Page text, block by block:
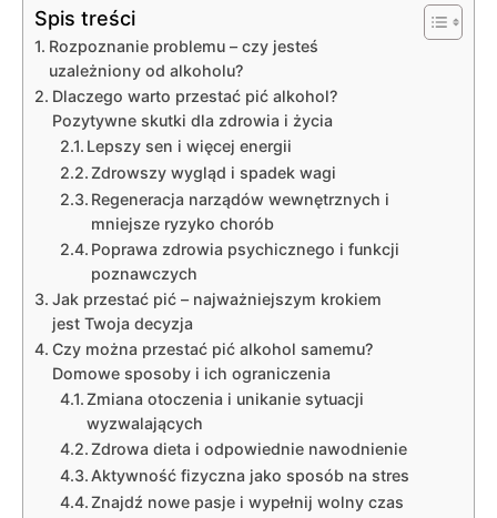
Spis treści
Rozpoznanie problemu – czy jesteś
uzależniony od alkoholu?
Dlaczego warto przestać pić alkohol?
Pozytywne skutki dla zdrowia i życia
Lepszy sen i więcej energii
Zdrowszy wygląd i spadek wagi
Regeneracja narządów wewnętrznych i
mniejsze ryzyko chorób
Poprawa zdrowia psychicznego i funkcji
poznawczych
Jak przestać pić – najważniejszym krokiem
jest Twoja decyzja
Czy można przestać pić alkohol samemu?
Domowe sposoby i ich ograniczenia
Zmiana otoczenia i unikanie sytuacji
wyzwalających
Zdrowa dieta i odpowiednie nawodnienie
Aktywność fizyczna jako sposób na stres
Znajdź nowe pasje i wypełnij wolny czas